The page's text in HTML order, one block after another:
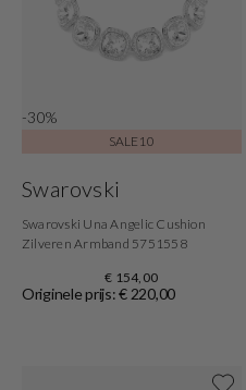
-30%
SALE10
Swarovski
Swarovski Una Angelic Cushion
Zilveren Armband 5751558
€ 154,00
Originele prijs: € 220,00